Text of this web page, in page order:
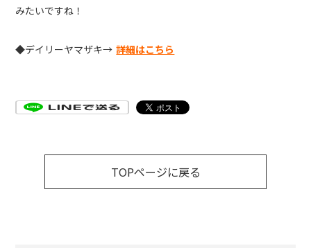
みたいですね！
◆デイリーヤマザキ→ 詳細はこちら
TOPページに戻る